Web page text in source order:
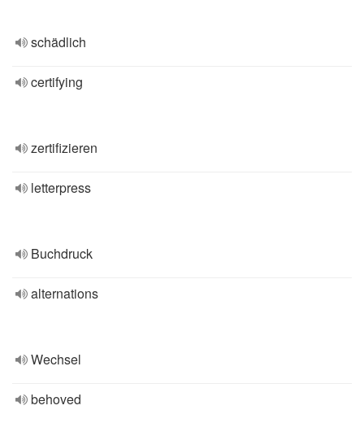
schädlich
certifying
zertifizieren
letterpress
Buchdruck
alternations
Wechsel
behoved